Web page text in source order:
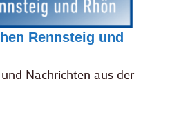
Rennsteig und
Nachrichten aus der